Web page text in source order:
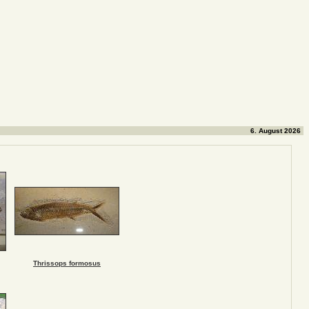
6. August 2026
Thrissops formosus